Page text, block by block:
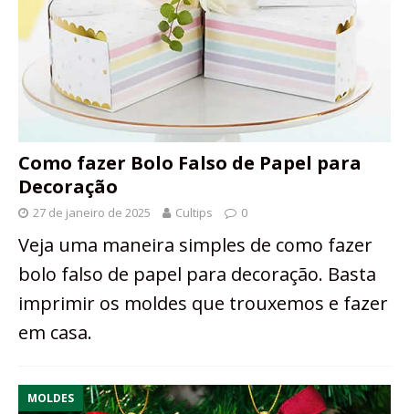
Como fazer Bolo Falso de Papel para
Decoração
27 de janeiro de 2025 Cultips 0
Veja uma maneira simples de como fazer
bolo falso de papel para decoração. Basta
imprimir os moldes que trouxemos e fazer
em casa.
MOLDES